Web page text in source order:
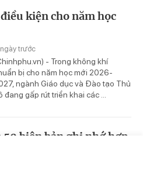
kiện cho năm học
trước
- Trong không khí
bị cho năm học mới 2026-
ngành Giáo dục và Đào tạo Thủ
đang gấp rút triển khai các ...
biên bản ghi nhớ hợp